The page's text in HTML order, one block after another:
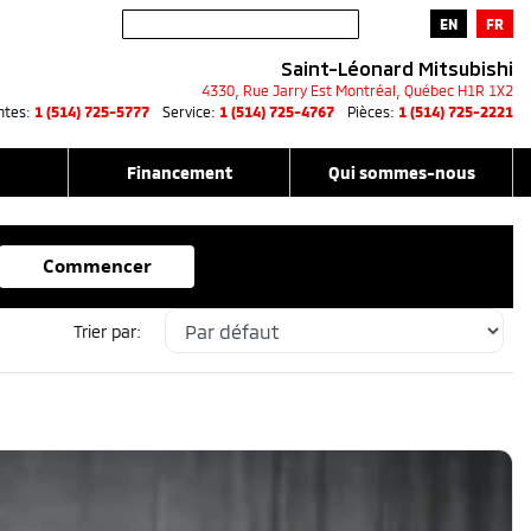
EN FR
Saint-Léonard Mitsubishi
4330, Rue Jarry Est Montréal Québec H1R 1X2
1 (514) 725-5777 Service: 1 (514) 725-4767 Pièces: 1 (514) 725-2221
Financement Qui sommes-nous
Commencer
Trier par: